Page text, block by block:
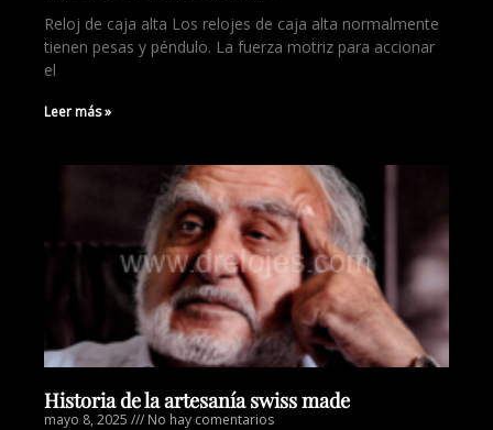
Reloj de caja alta Los relojes de caja alta normalmente
tienen pesas y péndulo. La fuerza motriz para accionar
el
Leer más »
Historia de la artesanía swiss made
mayo 8, 2025 No hay comentarios